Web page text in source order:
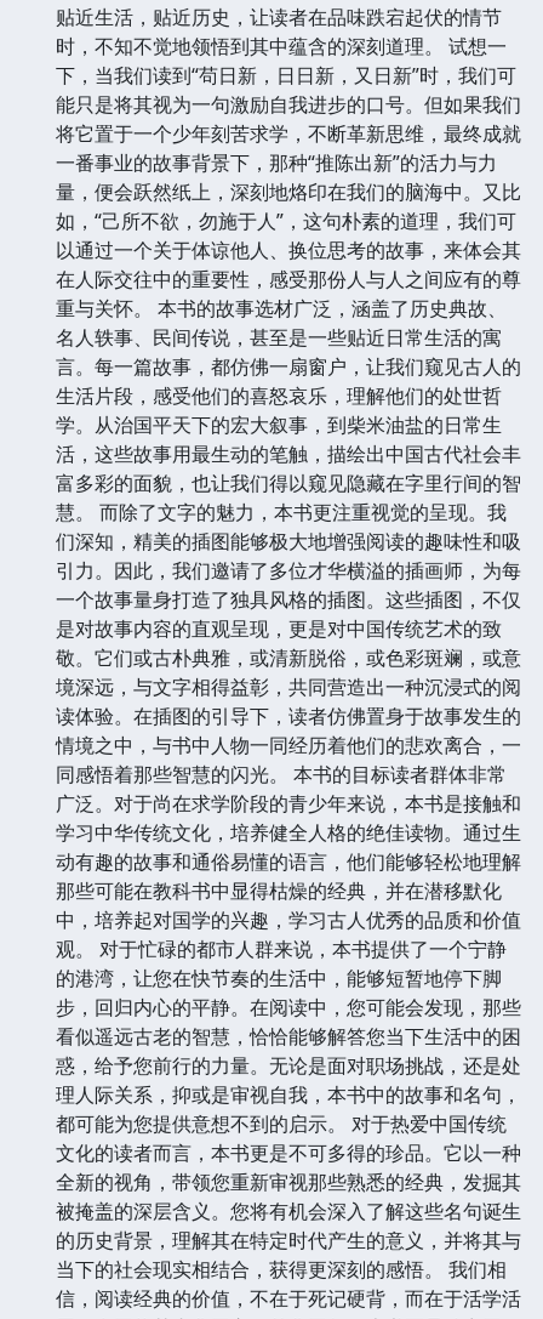
贴近生活，贴近历史，让读者在品味跌宕起伏的情节
时，不知不觉地领悟到其中蕴含的深刻道理。 试想一
下，当我们读到“苟日新，日日新，又日新”时，我们可
能只是将其视为一句激励自我进步的口号。但如果我们
将它置于一个少年刻苦求学，不断革新思维，最终成就
一番事业的故事背景下，那种“推陈出新”的活力与力
量，便会跃然纸上，深刻地烙印在我们的脑海中。又比
如，“己所不欲，勿施于人”，这句朴素的道理，我们可
以通过一个关于体谅他人、换位思考的故事，来体会其
在人际交往中的重要性，感受那份人与人之间应有的尊
重与关怀。 本书的故事选材广泛，涵盖了历史典故、
名人轶事、民间传说，甚至是一些贴近日常生活的寓
言。每一篇故事，都仿佛一扇窗户，让我们窥见古人的
生活片段，感受他们的喜怒哀乐，理解他们的处世哲
学。从治国平天下的宏大叙事，到柴米油盐的日常生
活，这些故事用最生动的笔触，描绘出中国古代社会丰
富多彩的面貌，也让我们得以窥见隐藏在字里行间的智
慧。 而除了文字的魅力，本书更注重视觉的呈现。我
们深知，精美的插图能够极大地增强阅读的趣味性和吸
引力。因此，我们邀请了多位才华横溢的插画师，为每
一个故事量身打造了独具风格的插图。这些插图，不仅
是对故事内容的直观呈现，更是对中国传统艺术的致
敬。它们或古朴典雅，或清新脱俗，或色彩斑斓，或意
境深远，与文字相得益彰，共同营造出一种沉浸式的阅
读体验。在插图的引导下，读者仿佛置身于故事发生的
情境之中，与书中人物一同经历着他们的悲欢离合，一
同感悟着那些智慧的闪光。 本书的目标读者群体非常
广泛。对于尚在求学阶段的青少年来说，本书是接触和
学习中华传统文化，培养健全人格的绝佳读物。通过生
动有趣的故事和通俗易懂的语言，他们能够轻松地理解
那些可能在教科书中显得枯燥的经典，并在潜移默化
中，培养起对国学的兴趣，学习古人优秀的品质和价值
观。 对于忙碌的都市人群来说，本书提供了一个宁静
的港湾，让您在快节奏的生活中，能够短暂地停下脚
步，回归内心的平静。在阅读中，您可能会发现，那些
看似遥远古老的智慧，恰恰能够解答您当下生活中的困
惑，给予您前行的力量。无论是面对职场挑战，还是处
理人际关系，抑或是审视自我，本书中的故事和名句，
都可能为您提供意想不到的启示。 对于热爱中国传统
文化的读者而言，本书更是不可多得的珍品。它以一种
全新的视角，带领您重新审视那些熟悉的经典，发掘其
被掩盖的深层含义。您将有机会深入了解这些名句诞生
的历史背景，理解其在特定时代产生的意义，并将其与
当下的社会现实相结合，获得更深刻的感悟。 我们相
信，阅读经典的价值，不在于死记硬背，而在于活学活